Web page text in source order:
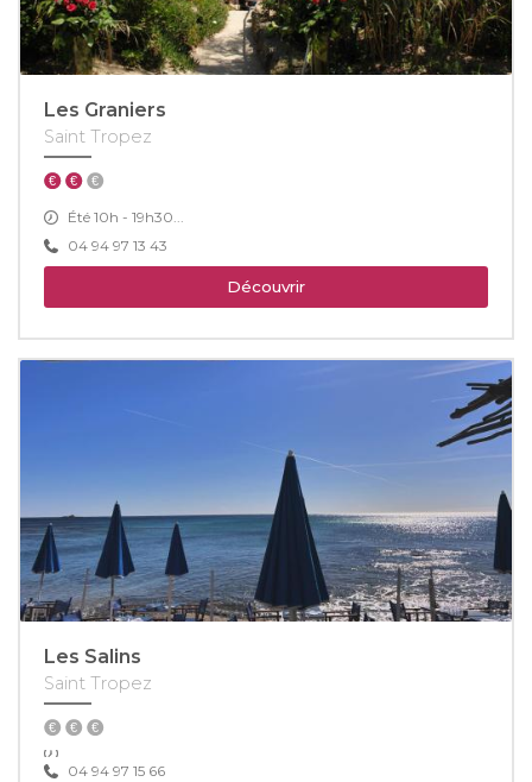
Les Graniers
Saint Tropez
Été 10h - 19h30...
04 94 97 13 43
Découvrir
Les Salins
Saint Tropez
04 94 97 15 66